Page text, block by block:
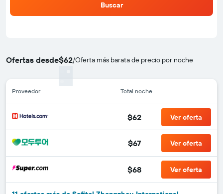
Buscar
Ofertas desde$62/Oferta más barata de precio por noche
Proveedor Total noche
$62 Ver oferta
$67 Ver oferta
$68 Ver oferta